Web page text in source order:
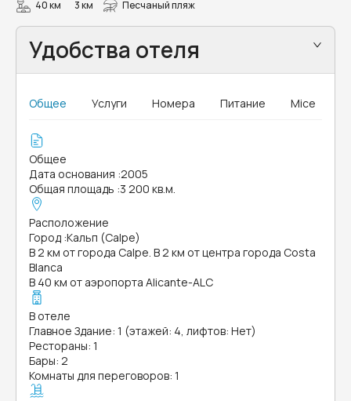
40 км 3 км Песчаный пляж
Удобства отеля
Общее Услуги Номера Питание Mice
Общее
Дата основания :2005
Общая площадь :3 200 кв.м.
Расположение
Город :Кальп (Calpe)
В 2 км от города Calpe. В 2 км от центра города Costa
Blanca
В 40 км от аэропорта Alicante-ALC
В отеле
Главное Здание: 1 (этажей: 4, лифтов: Нет)
Рестораны: 1
Бары: 2
Комнаты для переговоров: 1